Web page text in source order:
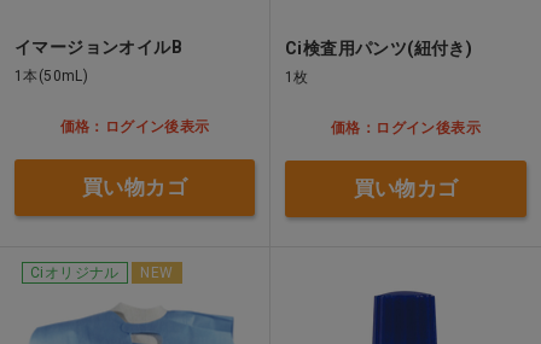
イマージョンオイルB
1本(50mL)
価格：ログイン後表示
買い物カゴ
Ci検査用パンツ(紐付き)
1枚
価格：ログイン後表示
買い物カゴ
Ciオリジナル NEW